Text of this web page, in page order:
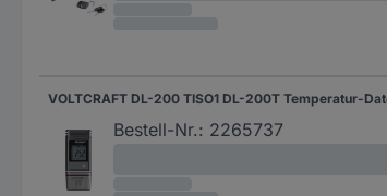
Bestell-Nr.: 2265737